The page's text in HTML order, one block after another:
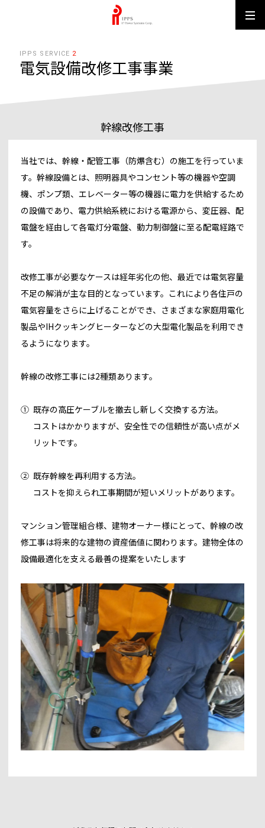
IPPS
IPPS SERVICE 2
電気設備改修工事事業
幹線改修工事
当社では、幹線・配管工事（防爆含む）の施工を行っていま
す。幹線設備とは、照明器具やコンセント等の機器や空調
機、ポンプ類、エレベーター等の機器に電力を供給するため
の設備であり、電力供給系統における電源から、変圧器、配
電盤を経由して各電灯分電盤、動力制御盤に至る配電経路で
す。
改修工事が必要なケースは経年劣化の他、最近では電気容量
不足の解消が主な目的となっています。これにより各住戸の
電気容量をさらに上げることができ、さまざまな家庭用電化
製品やIHクッキングヒーターなどの大型電化製品を利用でき
るようになります。
幹線の改修工事には2種類あります。
① 既存の高圧ケーブルを撤去し新しく交換する方法。
コストはかかりますが、安全性での信頼性が高い点がメ
リットです。
② 既存幹線を再利用する方法。
コストを抑えられ工事期間が短いメリットがあります。
マンション管理組合様、建物オーナー様にとって、幹線の改
修工事は将来的な建物の資産価値に関わります。建物全体の
設備最適化を支える最善の提案をいたします